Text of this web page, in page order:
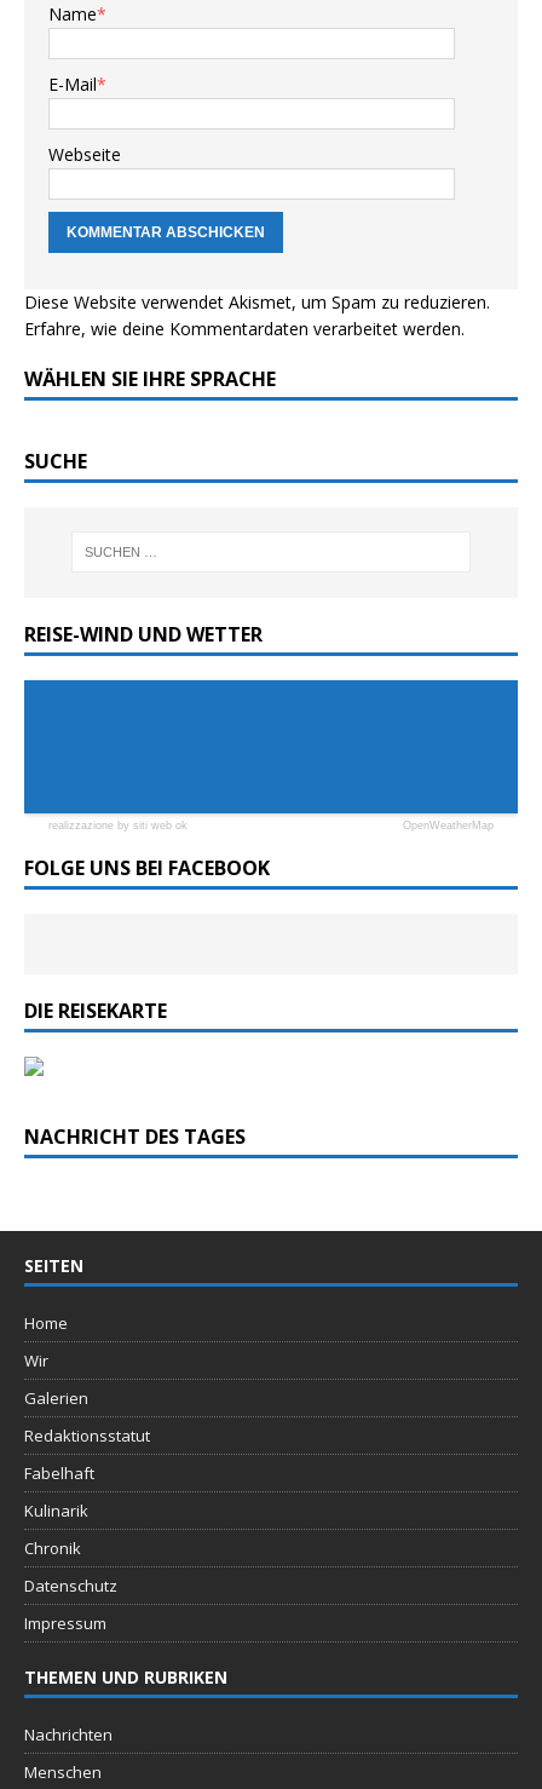
Name*
E-Mail*
Webseite
Diese Website verwendet Akismet, um Spam zu reduzieren.
Erfahre, wie deine Kommentardaten verarbeitet werden.
WÄHLEN SIE IHRE SPRACHE
SUCHE
REISE-WIND UND WETTER
realizzazione by siti web ok OpenWeatherMap
FOLGE UNS BEI FACEBOOK
DIE REISEKARTE
NACHRICHT DES TAGES
SEITEN
Home
Wir
Galerien
Redaktionsstatut
Fabelhaft
Kulinarik
Chronik
Datenschutz
Impressum
THEMEN UND RUBRIKEN
Nachrichten
Menschen